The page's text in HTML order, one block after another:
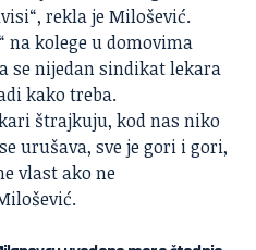
rekla je Milošević.
na kolege u domovima
se nijedan sindikat lekara
kako treba.
štrajkuju, kod nas niko
urušava, sve je gori i gori,
vlast ako ne